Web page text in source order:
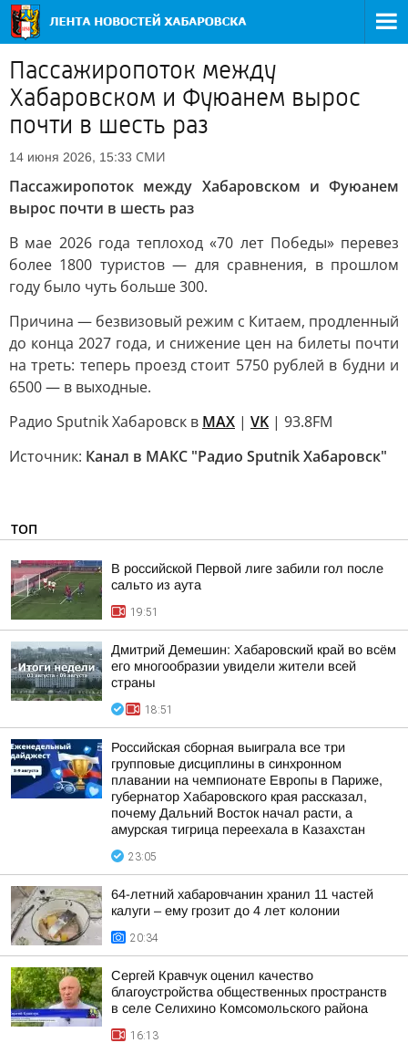
Пассажиропоток между
Хабаровском и Фуюанем вырос
почти в шесть раз
14 июня 2026, 15:33 СМИ
Пассажиропоток между Хабаровском и Фуюанем
вырос почти в шесть раз
В мае 2026 года теплоход «70 лет Победы» перевез
более 1800 туристов — для сравнения, в прошлом
году было чуть больше 300.
Причина — безвизовый режим с Китаем, продленный
до конца 2027 года, и снижение цен на билеты почти
на треть: теперь проезд стоит 5750 рублей в будни и
6500 — в выходные.
Радио Sputnik Хабаровск в MAX | VK | 93.8FM
Источник: Канал в МАКС "Радио Sputnik Хабаровск"
ТОП
В российской Первой лиге забили гол после
сальто из аута
19:51
Дмитрий Демешин: Хабаровский край во всём
его многообразии увидели жители всей
страны
18:51
Российская сборная выиграла все три
групповые дисциплины в синхронном
плавании на чемпионате Европы в Париже,
губернатор Хабаровского края рассказал,
почему Дальний Восток начал расти, а
амурская тигрица переехала в Казахстан
23:05
64-летний хабаровчанин хранил 11 частей
калуги – ему грозит до 4 лет колонии
20:34
Сергей Кравчук оценил качество
благоустройства общественных пространств
в селе Селихино Комсомольского района
16:13